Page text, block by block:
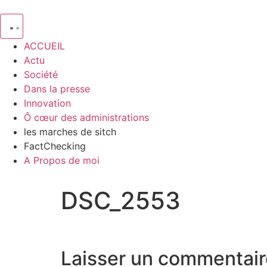
ACCUEIL
Actu
Société
Dans la presse
Innovation
Ô cœur des administrations
les marches de sitch
FactChecking
A Propos de moi
DSC_2553
Laisser un